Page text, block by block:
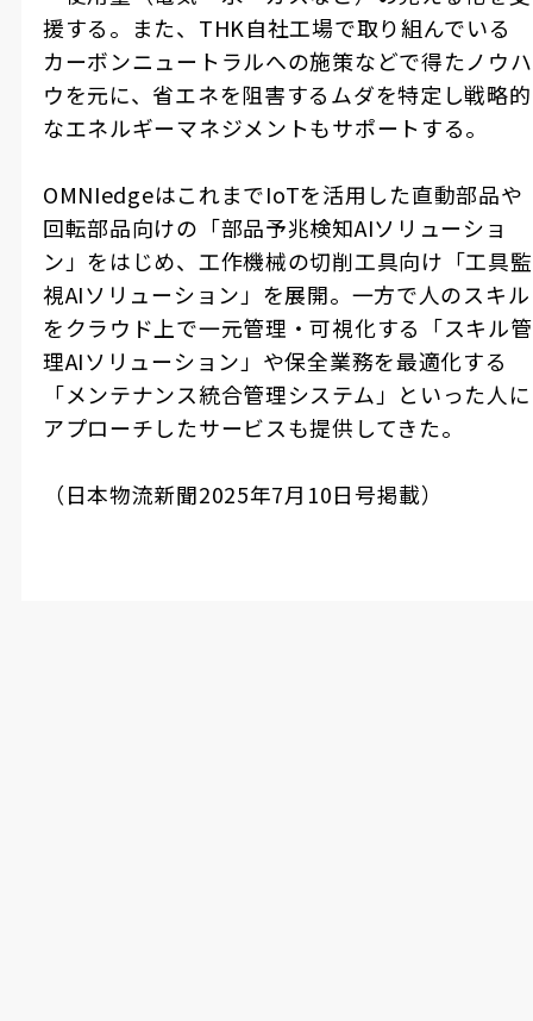
援する。また、 THK自社工場で取り組んでいる
カーボンニュートラルへの施策などで得たノウハ
ウを元に、省エネを阻害するムダを特定し戦略的
なエネルギーマネジメントもサポートする。
OMNIedgeはこれまでIoTを活用した直動部品や
回転部品向けの「部品予兆検知AIソリューショ
ン」をはじめ、工作機械の切削工具向け「工具監
視AIソリューション」を展開。一方で人のスキル
をクラウド上で一元管理・可視化する「スキル管
理AIソリューション」や保全業務を最適化する
「メンテナンス統合管理システム」といった人に
アプローチしたサービスも提供してきた。
（日本物流新聞2025年7月 10日号掲載）